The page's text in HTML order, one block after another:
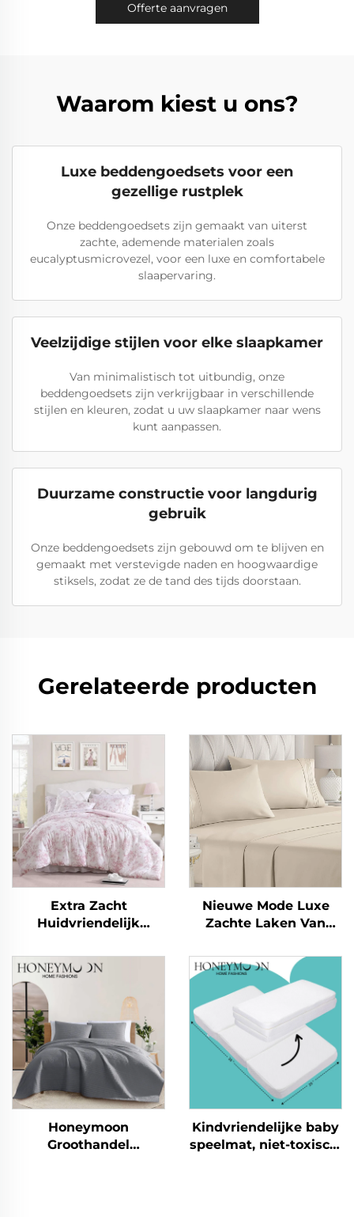
Offerte aanvragen
Waarom kiest u ons?
Luxe beddengoedsets voor een
gezellige rustplek
Onze beddengoedsets zijn gemaakt van uiterst
zachte, ademende materialen zoals
eucalyptusmicrovezel, voor een luxe en comfortabele
slaapervaring.
Veelzijdige stijlen voor elke slaapkamer
Van minimalistisch tot uitbundig, onze
beddengoedsets zijn verkrijgbaar in verschillende
stijlen en kleuren, zodat u uw slaapkamer naar wens
kunt aanpassen.
Duurzame constructie voor langdurig
gebruik
Onze beddengoedsets zijn gebouwd om te blijven en
gemaakt met verstevigde naden en hoogwaardige
stiksels, zodat ze de tand des tijds doorstaan.
Gerelateerde producten
Extra Zacht
Huidvriendelijk
Microvezel Deken
Lichte Alternatief voor
Eendendekens Duvet
Nieuwe Mode Luxe
Zachte Laken Van
Microvezel 90gsm
Voor Gewassen
Zijdeachtige Laken Set
Voor Alle Seizoenen
Honeymoon
Groothandel
Kindvriendelijke baby
speelmat, niet-toxisch,